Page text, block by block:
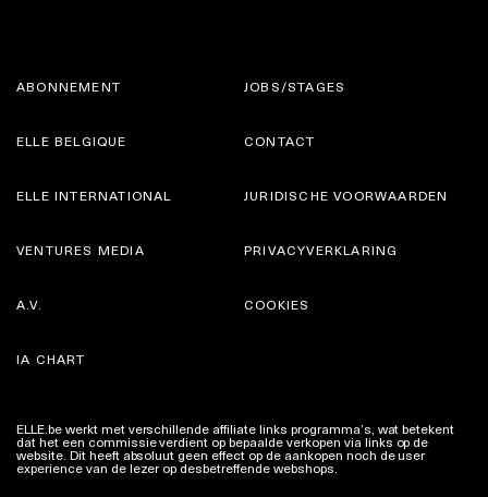
ABONNEMENT
ELLE BELGIQUE
JOBS/STAGES
CONTACT
ELLE INTERNATIONAL
VENTURES MEDIA
JURIDISCHE VOORWAARDEN
PRIVACYVERKLARING
A.V.
IA CHART
COOKIES
ELLE.be werkt met verschillende affiliate links programma’s, wat betekent
dat het een commissie verdient op bepaalde verkopen via links op de
website. Dit heeft absoluut geen effect op de aankopen noch de user
experience van de lezer op desbetreffende webshops.